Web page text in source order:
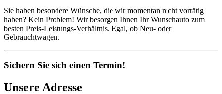
Sie haben besondere Wünsche, die wir momentan nicht vorrätig
haben? Kein Problem! Wir besorgen Ihnen Ihr Wunschauto zum
besten Preis-Leistungs-Verhältnis. Egal, ob Neu- oder
Gebrauchtwagen.
Sichern Sie sich einen Termin!
Unsere Adresse